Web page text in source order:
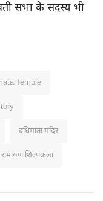
सभा के सदस्य भी
Temple
दधिमाता मंदिर
रामायण शिल्पकला